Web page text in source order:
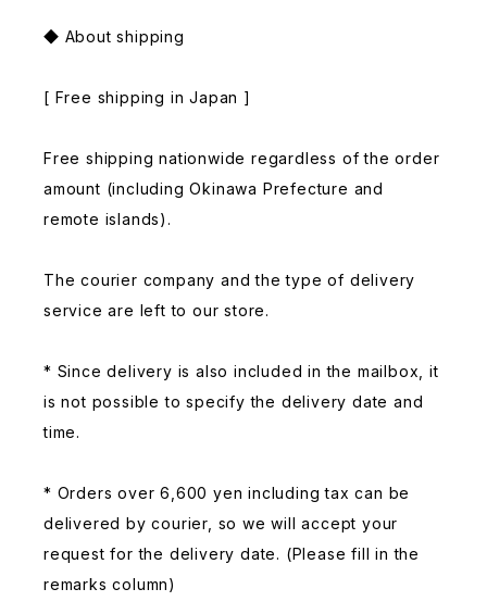
◆ About shipping
[ Free shipping in Japan ]
Free shipping nationwide regardless of the order
amount (including Okinawa Prefecture and
remote islands).
The courier company and the type of delivery
service are left to our store.
* Since delivery is also included in the mailbox, it
is not possible to specify the delivery date and
time.
* Orders over 6,600 yen including tax can be
delivered by courier, so we will accept your
request for the delivery date. (Please fill in the
remarks column)